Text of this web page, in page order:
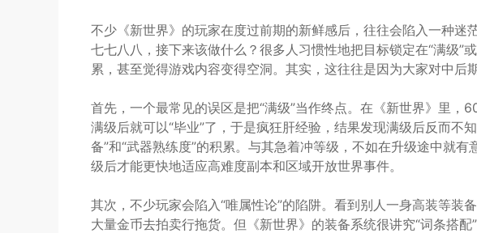
不少《新世界》的玩家在度过前期的新鲜感后，往往会陷入一种迷
七七八八，接下来该做什么？很多人习惯性地把目标锁定在“满级”
累，甚至觉得游戏内容变得空洞。其实，这往往是因为大家对中后
首先，一个最常见的误区是把“满级”当作终点。在《新世界》里，
满级后就可以“毕业”了，于是疯狂肝经验，结果发现满级后反而不
备”和“武器熟练度”的积累。与其急着冲等级，不如在升级途中就
级后才能更快地适应高难度副本和区域开放世界事件。
其次，不少玩家会陷入“唯属性论”的陷阱。看到别人一身高装等装
大量金币去拍卖行拖货。但《新世界》的装备系统很讲究“词条搭